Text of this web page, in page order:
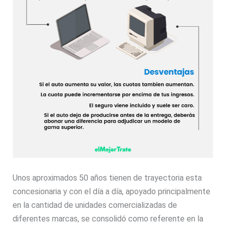
Unos aproximados 50 años tienen de trayectoria esta
concesionaria y con el día a día, apoyado principalmente
en la cantidad de unidades comercializadas de
diferentes marcas, se consolidó como referente en la